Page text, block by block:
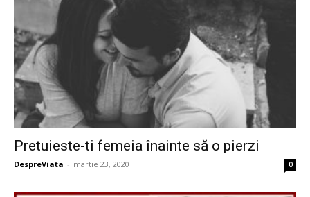
Pretuieste-ti femeia înainte să o pierzi
DespreViata - martie 23, 2020 0